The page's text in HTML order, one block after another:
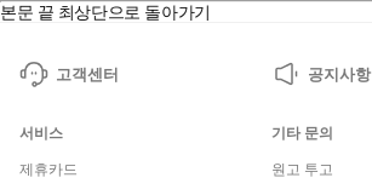
본문 끝 최상단으로 돌아가기
고객센터 공지사항
서비스
제휴카드
기타 문의
원고 투고